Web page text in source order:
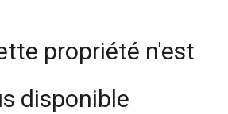
propriété n'est
disponible